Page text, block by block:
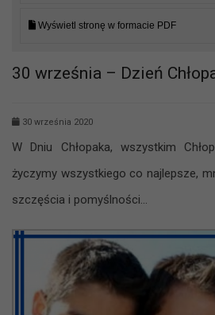
Wyświetl stronę w formacie PDF
30 września – Dzień
30 września 2020
W Dniu Chłopaka, wszystkim
życzymy wszystkiego co najlepsze,
szczęścia i pomyślności…